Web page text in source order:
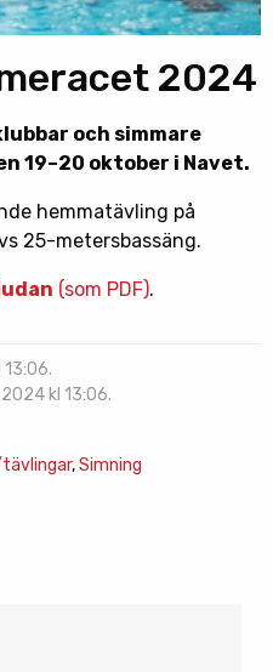
2024
och simmare
19–20 oktober i Navet.
hemmatävling på
25-metersbassäng.
(som PDF).
kl 13:06.
,Simning